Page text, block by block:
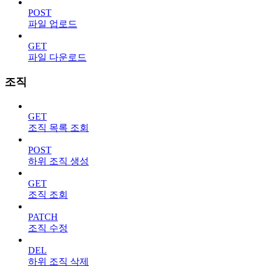
POST
파일 업로드
GET
파일 다운로드
조직
GET
조직 목록 조회
POST
하위 조직 생성
GET
조직 조회
PATCH
조직 수정
DEL
하위 조직 삭제